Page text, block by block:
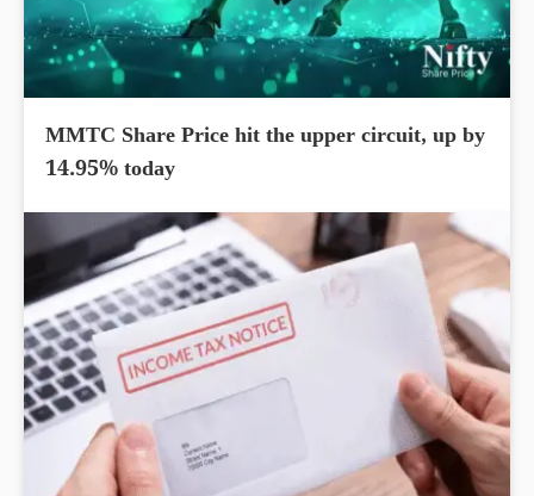
MMTC Share Price hit the upper circuit, up by
14.95% today